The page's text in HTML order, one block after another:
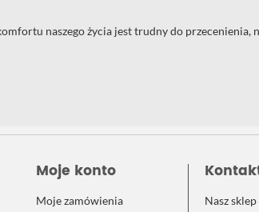
naszego życia jest trudny do przecenienia,
Moje konto
Moje zamówienia
Nasz sklep